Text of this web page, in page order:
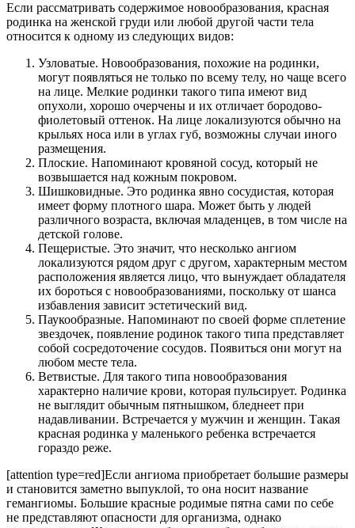
Если рассматривать содержимое новообразования, красная
родинка на женской груди или любой другой части тела
относится к одному из следующих видов:
Узловатые. Новообразования, похожие на родинки,
могут появляться не только по всему телу, но чаще всего
на лице. Мелкие родинки такого типа имеют вид
опухоли, хорошо очерчены и их отличает бородово-
фиолетовый оттенок. На лице локализуются обычно на
крыльях носа или в углах губ, возможны случаи иного
размещения.
Плоские. Напоминают кровяной сосуд, который не
возвышается над кожным покровом.
Шишковидные. Это родинка явно сосудистая, которая
имеет форму плотного шара. Может быть у людей
различного возраста, включая младенцев, в том числе на
детской голове.
Пещеристые. Это значит, что несколько ангиом
локализуются рядом друг с другом, характерным местом
расположения является лицо, что вынуждает обладателя
их бороться с новообразованиями, поскольку от шанса
избавления зависит эстетический вид.
Паукообразные. Напоминают по своей форме сплетение
звездочек, появление родинок такого типа представляет
собой сосредоточение сосудов. Появиться они могут на
любом месте тела.
Ветвистые. Для такого типа новообразования
характерно наличие крови, которая пульсирует. Родинка
не выглядит обычным пятнышком, бледнеет при
надавливании. Встречается у мужчин и женщин. Такая
красная родинка у маленького ребенка встречается
гораздо реже.
[attention type=red]Если ангиома приобретает большие размеры
и становится заметно выпуклой, то она носит название
гемангиомы. Большие красные родимые пятна сами по себе
не представляют опасности для организма, однако